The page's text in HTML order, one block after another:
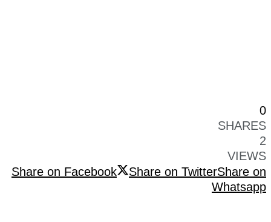
0
SHARES
2
VIEWS
Share on Facebook
Share on TwitterShare on
Whatsapp